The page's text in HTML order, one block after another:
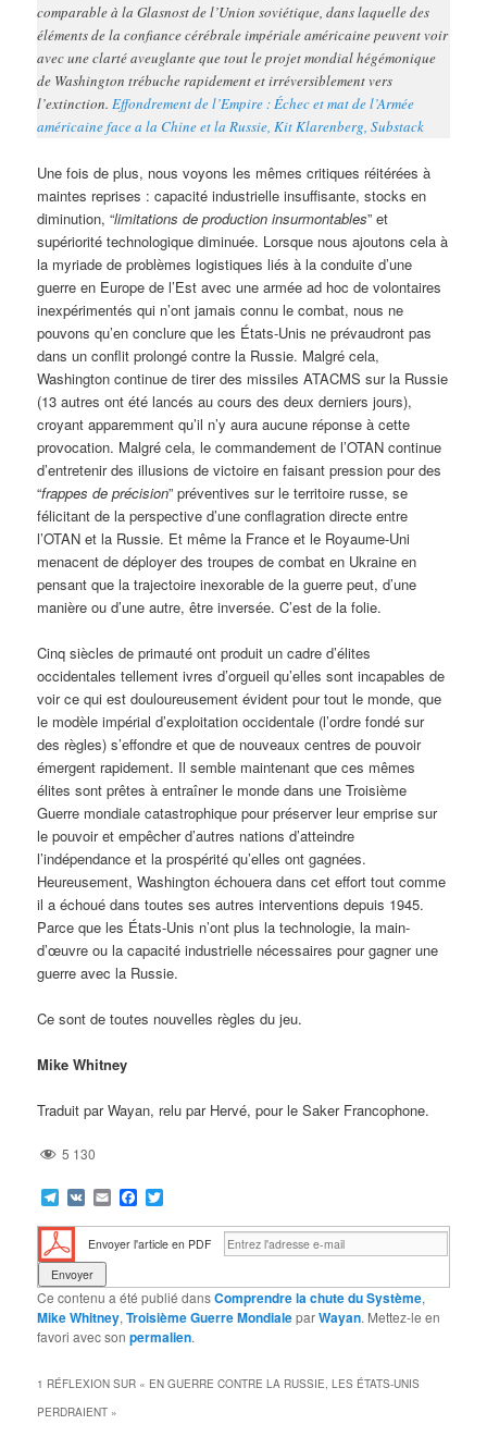
comparable à la Glasnost de l’Union soviétique, dans laquelle des
éléments de la confiance cérébrale impériale américaine peuvent voir
avec une clarté aveuglante que tout le projet mondial hégémonique
de Washington trébuche rapidement et irréversiblement vers
l’extinction. Effondrement de l’Empire : Échec et mat de l’Armée
américaine face a la Chine et la Russie, Kit Klarenberg, Substack
Une fois de plus, nous voyons les mêmes critiques réitérées à
maintes reprises : capacité industrielle insuffisante, stocks en
diminution, “limitations de production insurmontables” et
supériorité technologique diminuée. Lorsque nous ajoutons cela à
la myriade de problèmes logistiques liés à la conduite d’une
guerre en Europe de l’Est avec une armée ad hoc de volontaires
inexpérimentés qui n’ont jamais connu le combat, nous ne
pouvons qu’en conclure que les États-Unis ne prévaudront pas
dans un conflit prolongé contre la Russie. Malgré cela,
Washington continue de tirer des missiles ATACMS sur la Russie
(13 autres ont été lancés au cours des deux derniers jours),
croyant apparemment qu’il n’y aura aucune réponse à cette
provocation. Malgré cela, le commandement de l’OTAN continue
d’entretenir des illusions de victoire en faisant pression pour des
“frappes de précision” préventives sur le territoire russe, se
félicitant de la perspective d’une conflagration directe entre
l’OTAN et la Russie. Et même la France et le Royaume-Uni
menacent de déployer des troupes de combat en Ukraine en
pensant que la trajectoire inexorable de la guerre peut, d’une
manière ou d’une autre, être inversée. C’est de la folie.
Cinq siècles de primauté ont produit un cadre d’élites
occidentales tellement ivres d’orgueil qu’elles sont incapables de
voir ce qui est douloureusement évident pour tout le monde, que
le modèle impérial d’exploitation occidentale (l’ordre fondé sur
des règles) s’effondre et que de nouveaux centres de pouvoir
émergent rapidement. Il semble maintenant que ces mêmes
élites sont prêtes à entraîner le monde dans une Troisième
Guerre mondiale catastrophique pour préserver leur emprise sur
le pouvoir et empêcher d’autres nations d’atteindre
l’indépendance et la prospérité qu’elles ont gagnées.
Heureusement, Washington échouera dans cet effort tout comme
il a échoué dans toutes ses autres interventions depuis 1945.
Parce que les États-Unis n’ont plus la technologie, la main-
d’œuvre ou la capacité industrielle nécessaires pour gagner une
guerre avec la Russie.
Ce sont de toutes nouvelles règles du jeu.
Mike Whitney
Traduit par Wayan, relu par Hervé, pour le Saker Francophone.
5 130
Telegram
VK EmailFacebook
Envoyer l'article en PDF
Ce contenu a été publié dansComprendre la chute du Système,
Mike Whitney,Troisième Guerre MondialeparWayan. Mettez-le en
favori avec sonpermalien.
1 RÉFLEXION SUR « EN GUERRE CONTRE LA RUSSIE, LES ÉTATS-UNIS
PERDRAIENT »